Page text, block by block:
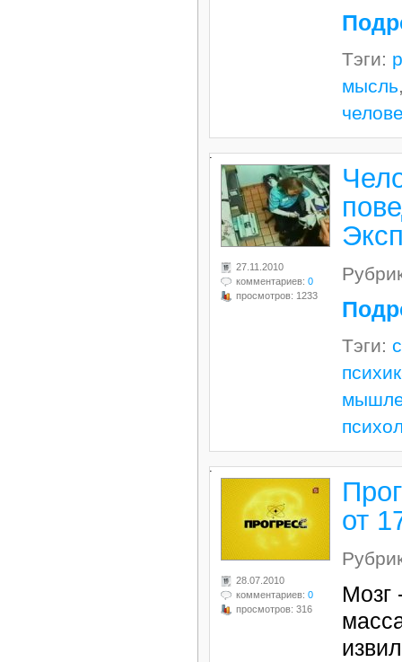
Тэги:
мысль
.
27.11.2010
комментариев: 0
просмотров: 1233
Тэги:
.
28.07.2010
комментариев: 0
просмотров: 316
от
Мозг